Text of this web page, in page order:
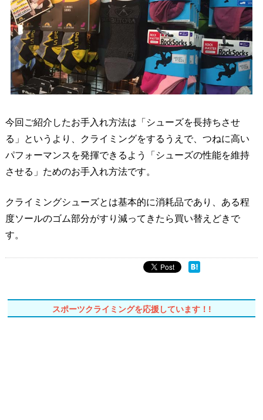
今回ご紹介したお手入れ方法は「シューズを長持ちさせ
る」というより、クライミングをするうえで、つねに高い
パフォーマンスを発揮できるよう「シューズの性能を維持
させる」ためのお手入れ方法です。
クライミングシューズとは基本的に消耗品であり、ある程
度ソールのゴム部分がすり減ってきたら買い替えどきで
す。
スポーツクライミングを応援しています！!